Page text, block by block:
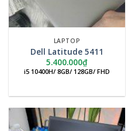
LAPTOP
Dell Latitude 5411
5.400.000₫
i5 10400H/ 8GB/ 128GB/ FHD